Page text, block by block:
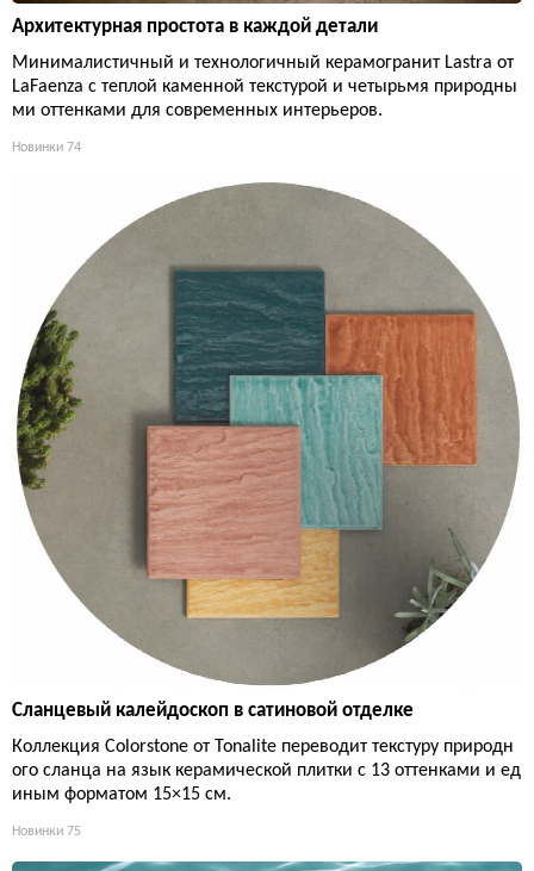
Архитектурная простота в каждой детали
Минималистичный и технологичный керамогранит Lastra от
LaFaenza с теплой каменной текстурой и четырьмя природны
ми оттенками для современных интерьеров.
Новинки 74
Сланцевый калейдоскоп в сатиновой отделке
Коллекция Colorstone от Tonalite переводит текстуру природн
ого сланца на язык керамической плитки с 13 оттенками и ед
иным форматом 15×15 см.
Новинки 75